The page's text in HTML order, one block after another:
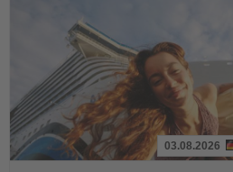
03.08.2026